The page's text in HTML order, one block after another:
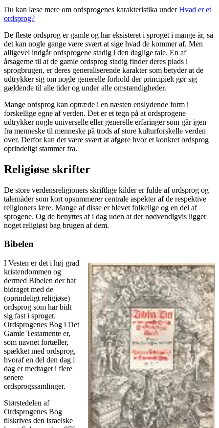
Du kan læse mere om ordsprogenes karakteristika underHvad er et
ordsprog?
De fleste ordsprog er gamle og har eksisteret i sproget i mange år, så
det kan nogle gange være svært at sige hvad de kommer af. Men
alligevel indgår ordsprogene stadig i den daglige tale. En af
årsagerne til at de gamle ordsprog stadig finder deres plads i
sprogbrugen, er deres generaliserende karakter som betyder at de
udtrykker sig om nogle generelle forhold der principielt gør sig
gældende til alle tider og under alle omstændigheder.
Mange ordsprog kan optræde i en næsten enslydende form i
forskellige egne af verden. Det er et tegn på at ordsprogene
udtrykker nogle universelle eller generelle erfaringer som går igen
fra menneske til menneske på trods af store kulturforskelle verden
over. Derfor kan det være svært at afgøre hvor et konkret ordsprog
oprindeligt stammer fra.
Religiøse skrifter
De store verdensreligioners skriftlige kilder er fulde af ordsprog og
talemåder som kort opsummerer centrale aspekter af de respektive
religioners lære. Mange af disse er blevet folkelige og en del af
sprogene. Og de benyttes af i dag uden at der nødvendigvis ligger
noget religiøst bag brugen af dem.
Bibelen
I Vesten er det i høj grad
kristendommen og
dermed Bibelen der har
bidraget med de
(oprindeligt religiøse)
ordsprog som har bidt
sig fast i sproget.
Ordsprogenes Bog i Det
Gamle Testamente er,
som navnet fortæller,
spækket med ordsprog,
hvoraf en del den dag i
dag er medtaget i flere
senere
ordsprogssamlinger.
Størstedelen af
Ordsprogenes Bog
tilskrives den israelske